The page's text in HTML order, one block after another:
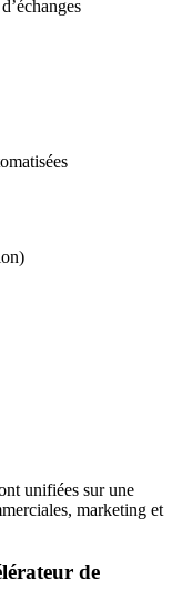
unifiées sur une
marketing et
de